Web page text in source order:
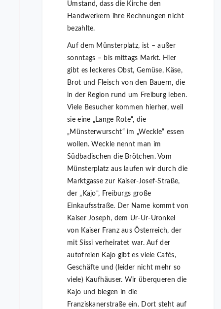
Umstand, dass die Kirche den
Handwerkern ihre Rechnungen nicht
bezahlte.
Auf dem Münsterplatz, ist – außer
sonntags – bis mittags Markt. Hier
gibt es leckeres Obst, Gemüse, Käse,
Brot und Fleisch von den Bauern, die
in der Region rund um Freiburg leben.
Viele Besucher kommen hierher, weil
sie eine „Lange Rote“, die
„Münsterwurscht“ im „Weckle“ essen
wollen. Weckle nennt man im
Südbadischen die Brötchen. Vom
Münsterplatz aus laufen wir durch die
Marktgasse zur Kaiser-Josef-Straße,
der „Kajo“, Freiburgs große
Einkaufsstraße. Der Name kommt von
Kaiser Joseph, dem Ur-Ur-Uronkel
von Kaiser Franz aus Österreich, der
mit Sissi verheiratet war. Auf der
autofreien Kajo gibt es viele Cafés,
Geschäfte und (leider nicht mehr so
viele) Kaufhäuser. Wir überqueren die
Kajo und biegen in die
Franziskanerstraße ein. Dort steht auf